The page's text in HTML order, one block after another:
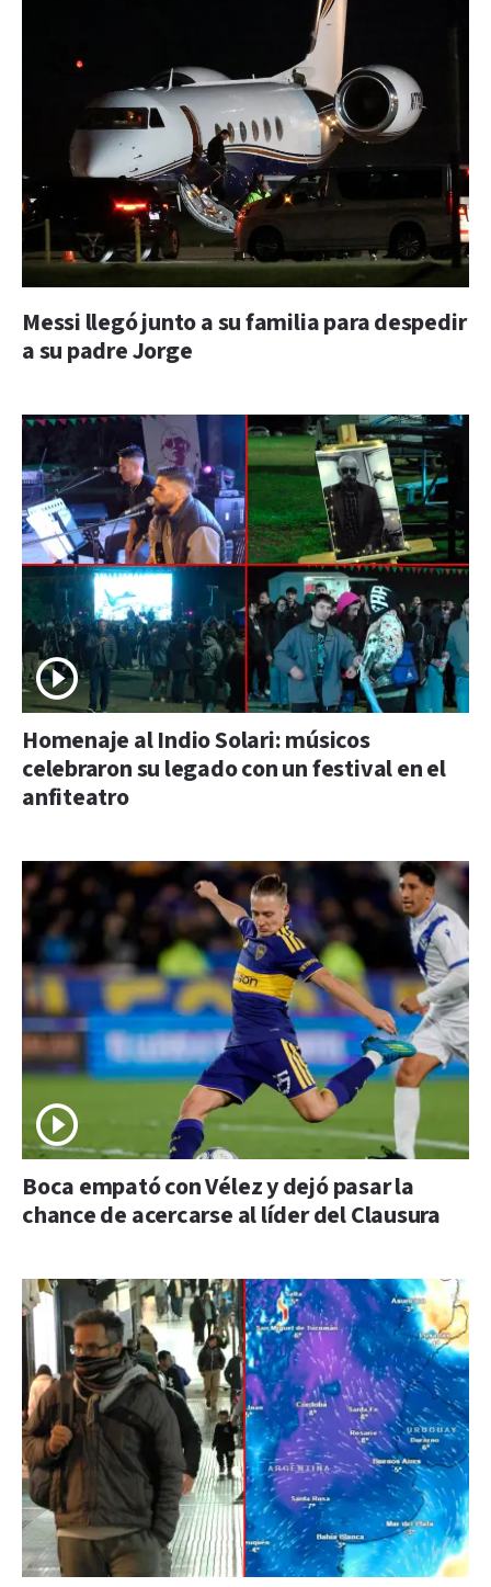
Messi llegó junto a su familia para despedir
a su padre Jorge
Homenaje al Indio Solari: músicos
celebraron su legado con un festival en el
anfiteatro
Boca empató con Vélez y dejó pasar la
chance de acercarse al líder del Clausura